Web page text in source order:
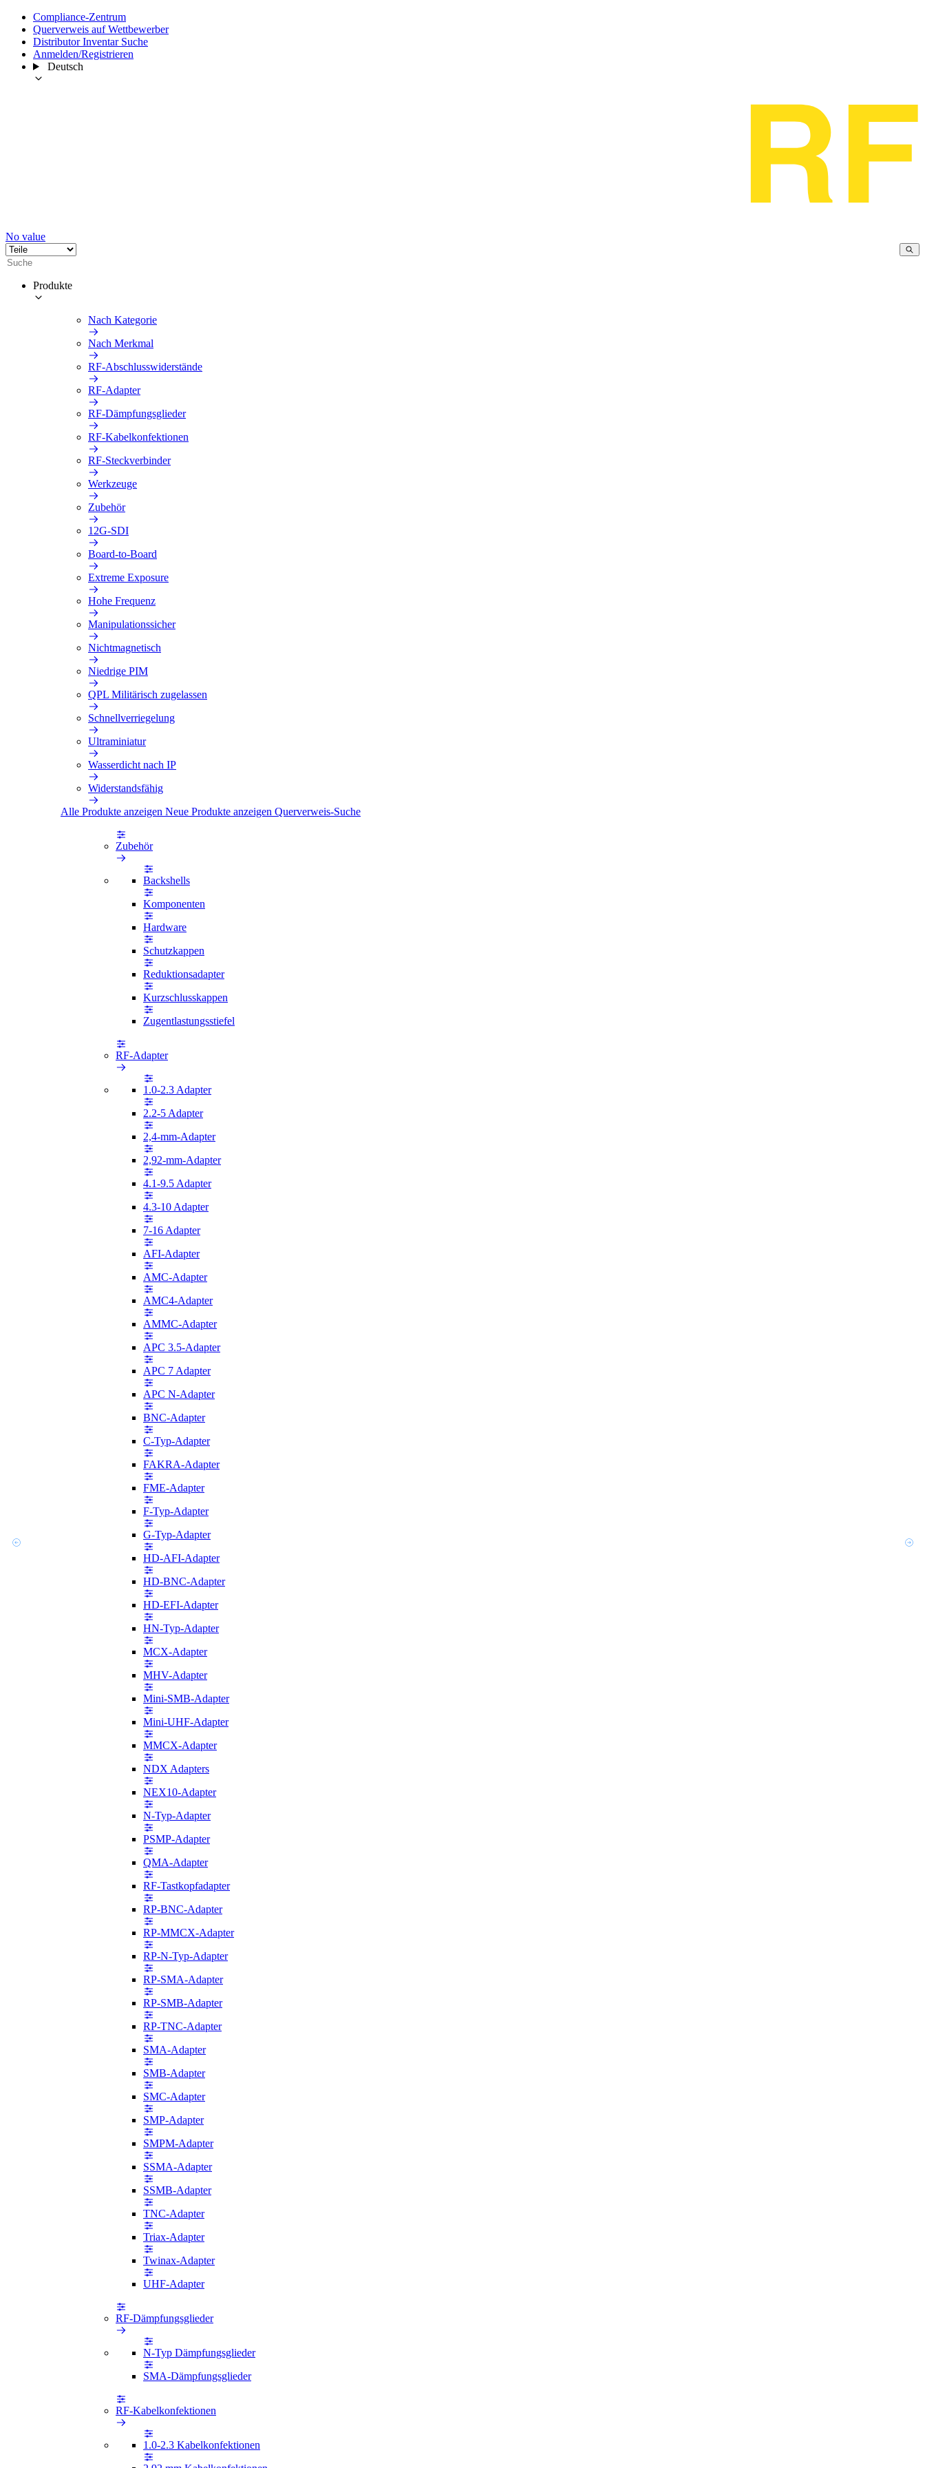
Compliance-Zentrum
Querverweis auf Wettbewerber
Distributor Inventar Suche
Anmelden/Registrieren
Deutsch
No value
Produkte
Nach Kategorie
Nach Merkmal
RF-Abschlusswiderstände
RF-Adapter
RF-Dämpfungsglieder
RF-Kabelkonfektionen
RF-Steckverbinder
Werkzeuge
Zubehör
12G-SDI
Board-to-Board
Extreme Exposure
Hohe Frequenz
Manipulationssicher
Nichtmagnetisch
Niedrige PIM
QPL Militärisch zugelassen
Schnellverriegelung
Ultraminiatur
Wasserdicht nach IP
Widerstandsfähig
Alle Produkte anzeigen Neue Produkte anzeigen Querverweis-Suche
Zubehör
Backshells
Komponenten
Hardware
Schutzkappen
Reduktionsadapter
Kurzschlusskappen
Zugentlastungsstiefel
RF-Adapter
1.0-2.3 Adapter
2.2-5 Adapter
2,4-mm-Adapter
2,92-mm-Adapter
4.1-9.5 Adapter
4.3-10 Adapter
7-16 Adapter
AFI-Adapter
AMC-Adapter
AMC4-Adapter
AMMC-Adapter
APC 3.5-Adapter
APC 7 Adapter
APC N-Adapter
BNC-Adapter
C-Typ-Adapter
FAKRA-Adapter
FME-Adapter
F-Typ-Adapter
G-Typ-Adapter
HD-AFI-Adapter
HD-BNC-Adapter
HD-EFI-Adapter
HN-Typ-Adapter
MCX-Adapter
MHV-Adapter
Mini-SMB-Adapter
Mini-UHF-Adapter
MMCX-Adapter
NDX Adapters
NEX10-Adapter
N-Typ-Adapter
PSMP-Adapter
QMA-Adapter
RF-Tastkopfadapter
RP-BNC-Adapter
RP-MMCX-Adapter
RP-N-Typ-Adapter
RP-SMA-Adapter
RP-SMB-Adapter
RP-TNC-Adapter
SMA-Adapter
SMB-Adapter
SMC-Adapter
SMP-Adapter
SMPM-Adapter
SSMA-Adapter
SSMB-Adapter
TNC-Adapter
Triax-Adapter
Twinax-Adapter
UHF-Adapter
RF-Dämpfungsglieder
N-Typ Dämpfungsglieder
SMA-Dämpfungsglieder
RF-Kabelkonfektionen
1.0-2.3 Kabelkonfektionen